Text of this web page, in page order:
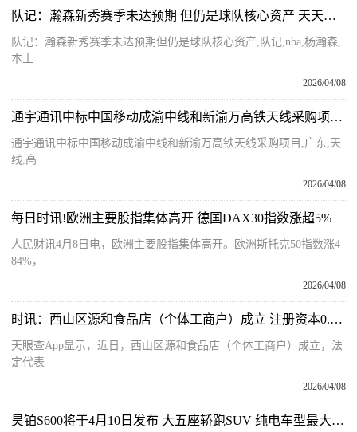
队记：瀚森新秀赛季未达预期 但仍是球队核心资产 天天资讯
队记：瀚森新秀赛季未达预期但仍是球队核心资产,队记,nba,杨瀚森,
本土
2026/04/08
通宇通讯中标中国移动成渝中线和新渝万高铁天线采购项目-短讯
通宇通讯中标中国移动成渝中线和新渝万高铁天线采购项目,广东,天
线,高
2026/04/08
每日时讯!欧洲主要股指集体高开 德国DAX30指数涨超5%
人民财讯4月8日电，欧洲主要股指集体高开。欧洲斯托克50指数涨4
84%，
2026/04/08
时讯：西山区源和食品店（个体工商户）成立 注册资本0.3万人民币
天眼查App显示，近日，西山区源和食品店（个体工商户）成立，法
定代表
2026/04/08
昊铂S600将于4月10日发布 大五座轿跑SUV 纯电车型最大续航800km